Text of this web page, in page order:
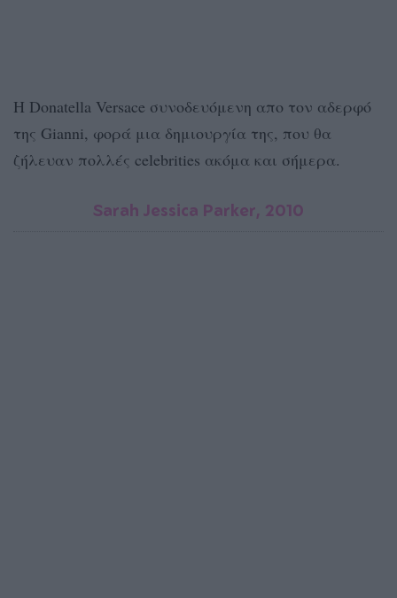
H Donatella Versace συνοδευόμενη απο τον αδερφό
της Gianni, φορά μια δημιουργία της, που θα
ζήλευαν πολλές celebrities ακόμα και σήμερα.
Sarah Jessica Parker, 2010